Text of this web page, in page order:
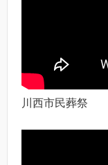
川西市民葬祭